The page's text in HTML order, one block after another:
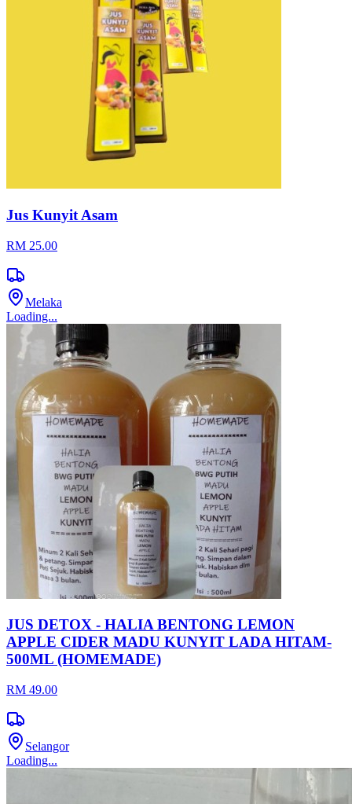
Jus Kunyit Asam
RM 25.00
Melaka
Loading...
JUS DETOX - HALIA BENTONG LEMON
APPLE CIDER MADU KUNYIT LADA HITAM-
500ML (HOMEMADE)
RM 49.00
Selangor
Loading...